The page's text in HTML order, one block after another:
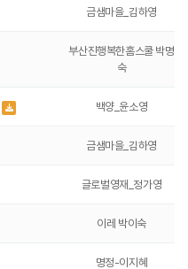
금샘마을_김하영
부산진행복한홈스쿨 박명
숙
백양_윤소영
금샘마을_김하영
글로벌영재_정가영
이레 박이숙
명정-이지혜